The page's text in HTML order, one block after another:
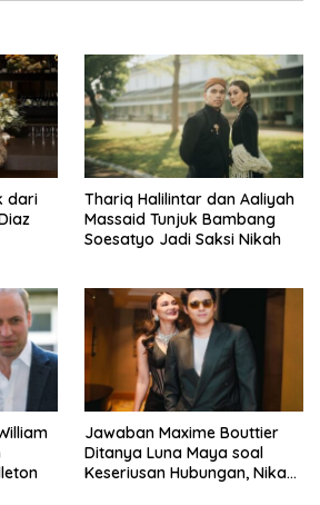
dari
Thariq Halilintar dan Aaliyah
Massaid Tunjuk Bambang
Soesatyo Jadi Saksi Nikah
Jawaban Maxime Bouttier
Ditanya Luna Maya soal
Keseriusan Hubungan, Nikah